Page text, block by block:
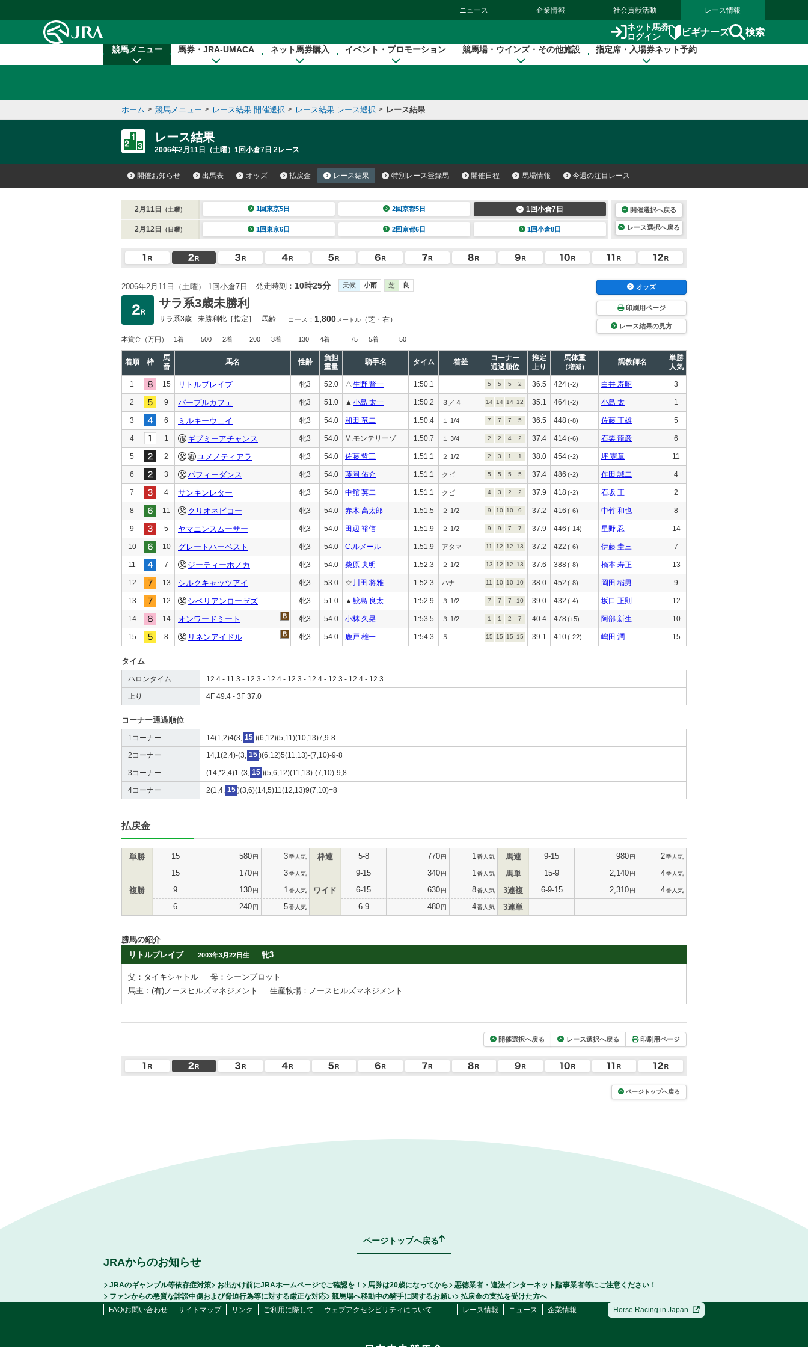
ニュース 企業情報 社会貢献活動 レース情報
ネット馬券
ログイン
ビギナーズ 検索
競馬メニュー 馬券・JRA-UMACA ネット馬券購入 イベント・プロモーション 競馬場・ウインズ・その他施設 指定席・入場券ネット予約
ホーム > 競馬メニュー > レース結果 開催選択 > レース結果 レース選択 > レース結果
レース結果
2006年2月11日（土曜）1回小倉7日 2レース
開催お知らせ 出馬表 オッズ 払戻金 レース結果 特別レース登録馬 開催日程 馬場情報 今週の注目レース
2月11日 （土曜） 1回東京5日 2回京都5日 1回小倉7日
2月12日 （日曜） 1回東京6日 2回京都6日 1回小倉8日
開催選択へ戻る
レース選択へ戻る
2006年2月11日（土曜） 1回小倉7日 発走時刻： 10時25分 天候 小雨 芝 良
サラ系3歳未勝利
サラ系3歳 未勝利牝［指定］ 馬齢 コース： 1,800 メートル （芝・右）
本賞金 （万円） 1着 500 2着 200 3着 130 4着 75 5着 50
オッズ
印刷用ページ
レース結果の見方
着順 枠
馬
番
馬名 性齢
負担
重量
騎手名 タイム 着差
コーナー
通過順位
推定
上り
馬体重
（増減）
調教師名
単勝
人気
1 15 リトルブレイブ 牝3 52.0 △生野 賢一 1:50.1 5 5 5 2 36.5 424(-2) 白井 寿昭 3
2 9 パープルカフェ 牝3 51.0 ▲ 小島 太一 1:50.2 ３／４ 14 14 14 12 35.1 464(-2) 小島 太 1
3 6 ミルキーウェイ 牝3 54.0 和田 竜二 1:50.4 １ 1/4 7 7 7 5 36.5 448(-8) 佐藤 正雄 5
4 1 ギブミーアチャンス 牝3 54.0 M.モンテリーゾ 1:50.7 １ 3/4 2 2 4 2 37.4 414(-6) 石栗 龍彦 6
5 2 ユメノティアラ 牝3 54.0 佐藤 哲三 1:51.1 ２ 1/2 2 3 1 1 38.0 454(-2) 坪 憲章 11
6 3 パフィーダンス 牝3 54.0 藤岡 佑介 1:51.1 クビ 5 5 5 5 37.4 486 (-2) 作田 誠二 4
7 4 サンキンレター 牝3 54.0 中舘 英二 1:51.1 クビ 4 3 2 2 37.9 418(-2) 石坂 正 2
8 11 クリオネビコー 牝3 54.0 赤木 高太郎 1:51.5 ２ 1/2 9 10 10 9 37.2 416 (-6) 中竹 和也 8
9 5 ヤマニンスムーサー 牝3 54.0 田辺 裕信 1:51.9 ２ 1/2 9 9 7 7 37.9 446 (-14) 星野 忍 14
10 10 グレートハーベスト 牝3 54.0 C.ルメール 1:51.9 アタマ 11 12 12 13 37.2 422 (-6) 伊藤 圭三 7
11 7 ジーティーホノカ 牝3 54.0 柴原 央明 1:52.3 ２ 1/2 13 12 12 13 37.6 388(-8) 橋本 寿正 13
12 13 シルクキャッツアイ 牝3 53.0 ☆ 川田 将雅 1:52.3 ハナ 11 10 10 10 38.0 452 (-8) 岡田 稲男 9
13 12 シベリアンローゼズ 牝3 51.0 ▲ 鮫島 良太 1:52.9 ３ 1/2 7 7 7 10 39.0 432 (-4) 坂口 正則 12
14 14 オンワードミート 牝3 54.0 小林 久晃 1:53.5 ３ 1/2 1 1 2 7 40.4 478 (+5) 阿部 新生 10
15 8 リネンアイドル 牝3 54.0 鹿戸 雄一 1:54.3 ５ 15 15 15 15 39.1 410(-22) 嶋田 潤 15
タイム
ハロンタイム 12.4 - 11.3 - 12.3 - 12.4 - 12.3 - 12.4 - 12.3 - 12.4 - 12.3
上り 4F 49.4 - 3F 37.0
コーナー通過順位
1コーナー 14(1,2)4(3, 15 )(6,12)(5,11)(10,13)7,9-8
2コーナー 14,1(2,4)-(3, 15 )(6,12)5(11,13)-(7,10)-9-8
3コーナー (14,*2,4)1-(3, 15 )(5,6,12)(11,13)-(7,10)-9,8
4コーナー 2(1,4, 15 )(3,6)(14,5)11(12,13)9(7,10)=8
払戻金
単勝 15 580円 3番人気
複勝
15 170円 3番人気
9 130円 1 番人気
6 240円 5番人気
枠連 5-8 770円 1 番人気
ワイド
9-15 340円 1 番人気
6-15 630円 8番人気
6-9 480円 4番人気
馬連 9-15 980円 2番人気
馬単 15-9 2,140円 4番人気
3連複 6-9-15 2,310円 4番人気
3連単
勝馬の紹介
リトルブレイブ
2003年3月22日生 牝3
父：タイキシャトル
母：シーンプロット
馬主：(有)ノースヒルズマネジメント
生産牧場：ノースヒルズマネジメント
開催選択へ戻る レース選択へ戻る 印刷用ページ
ページトップへ戻る
ページトップへ戻る
JRAからのお知らせ
JRAのギャンブル等依存症対策 お出かけ前にJRAホームページでご確認を！ 馬券は20歳になってから
悪徳業者・違法インターネット賭事業者等にご注意ください！
ファンからの悪質な誹謗中傷および脅迫行為等に対する厳正な対応
競馬場へ移動中の騎手に関するお願い
払戻金の支払を受けた方へ
FAQ/お問い合わせ
サイトマップ リンク ご利用に際して ウェブアクセシビリティについて レース情報 ニュース 企業情報 Horse Racing in Japan